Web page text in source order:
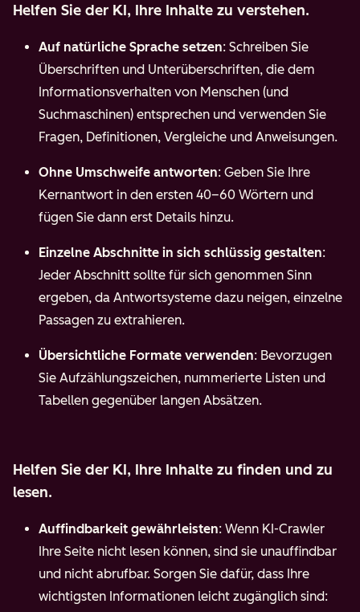
Helfen Sie der KI, Ihre Inhalte zu verstehen.
Auf natürliche Sprache setzen: Schreiben Sie
Überschriften und Unterüberschriften, die dem
Informationsverhalten von Menschen (und
Suchmaschinen) entsprechen und verwenden Sie
Fragen, Definitionen, Vergleiche und Anweisungen.
Ohne Umschweife antworten: Geben Sie Ihre
Kernantwort in den ersten 40–60 Wörtern und
fügen Sie dann erst Details hinzu.
Einzelne Abschnitte in sich schlüssig gestalten:
Jeder Abschnitt sollte für sich genommen Sinn
ergeben, da Antwortsysteme dazu neigen, einzelne
Passagen zu extrahieren.
Übersichtliche Formate verwenden: Bevorzugen
Sie Aufzählungszeichen, nummerierte Listen und
Tabellen gegenüber langen Absätzen.
Helfen Sie der KI, Ihre Inhalte zu finden und zu
lesen.
Auffindbarkeit gewährleisten: Wenn KI-Crawler
Ihre Seite nicht lesen können, sind sie unauffindbar
und nicht abrufbar. Sorgen Sie dafür, dass Ihre
wichtigsten Informationen leicht zugänglich sind: